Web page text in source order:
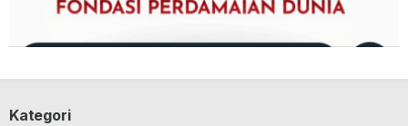
Kategori